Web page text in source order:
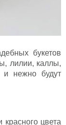
букетов
лилии, каллы,
и нежно будут
цвета